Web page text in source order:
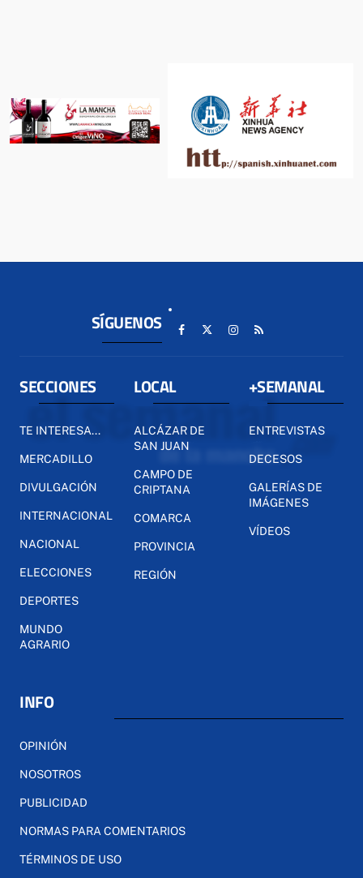
SÍGUENOS
SECCIONES
TE INTERESA...
MERCADILLO
DIVULGACIÓN
INTERNACIONAL
NACIONAL
ELECCIONES
DEPORTES
MUNDO
AGRARIO
LOCAL
ALCÁZAR DE
SAN JUAN
CAMPO DE
CRIPTANA
COMARCA
PROVINCIA
REGIÓN
+SEMANAL
ENTREVISTAS
DECESOS
GALERÍAS DE
IMÁGENES
VÍDEOS
INFO
OPINIÓN
NOSOTROS
PUBLICIDAD
NORMAS PARA COMENTARIOS
TÉRMINOS DE USO